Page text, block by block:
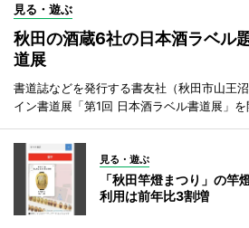
見る・遊ぶ
秋田の酒蔵6社の日本酒ラベル
道展
書道誌などを発行する書友社（秋田市山王
イン書道展「第1回 日本酒ラベル書道展」を
見る・遊ぶ
「秋田竿燈まつり」の竿
利用は前年比3割増